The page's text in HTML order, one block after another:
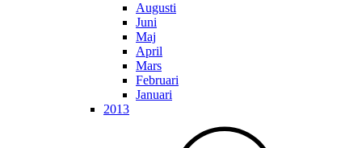
Augusti
Juni
Maj
April
Mars
Februari
Januari
2013